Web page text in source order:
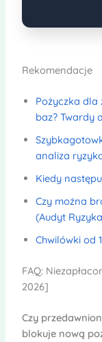
Rekomendacje
Pożyczka dla
baz? Twardy
analiza
Kiedy
Czy można
(Audyt
Chwilówki od
FAQ:
2026]
Czy
blokuje nową